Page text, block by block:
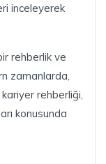
inceleyerek
rehberlik ve
zamanlarda,
rehberliği,
konusunda